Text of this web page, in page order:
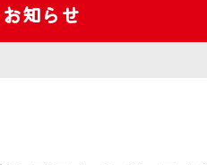
お知らせ